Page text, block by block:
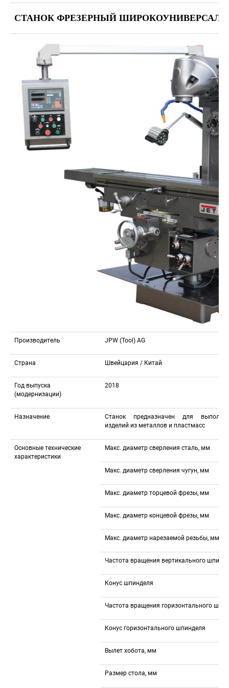
СТАНОК ФРЕЗЕРНЫЙ
Производитель JPW (Tool) AG
Страна Швейцария / Китай
Год выпуска
(модернизации)
2018
Назначение
Станок предназначен для
изделий из металлов и пластмасс
Основные технические
характеристики
Макс. диаметр сверления сталь, мм
Макс. диаметр сверления чугун, мм
Макс. диаметр торцевой фрезы, мм
Макс. диаметр концевой фрезы, мм
Макс. диаметр нарезаемой резьбы, мм
Частота вращения вертикального
Конус шпинделя
Частота вращения горизонтального
Конус горизонтального шпинделя
Вылет хобота, мм
Размер стола, мм